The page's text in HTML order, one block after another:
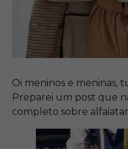
Oi meninos e meninas,
Preparei um post que
completo sobre